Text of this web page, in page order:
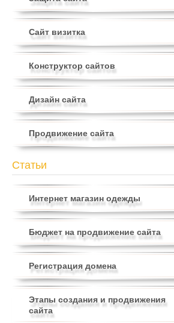
Сайт визитка
Конструктор сайтов
Дизайн сайта
Продвижение сайта
Статьи
Интернет магазин одежды
Бюджет на продвижение сайта
Регистрация домена
Этапы создания и продвижения
сайта